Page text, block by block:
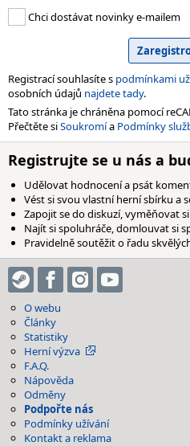
Chci dostávat novinky e-mailem
Registrací souhlasíte s podmínkami
osobních údajů najdete tady.
Tato stránka je chráněna pomocí
Přečtěte siSoukromía Podmínky
Registrujte se u nás a
Udělovat hodnocení a psát
Vést si svou vlastní herní sbírku a
Zapojit se do diskuzí, vyměňovat
Najít si spoluhráče, domlouvat si
Pravidelně soutěžit o řadu
O webu
Články
Statistiky
Herní výzva
F.A.Q.
Nápověda
Odměny
Podpořte nás
Podmínky užívání
Kontakt a reklama